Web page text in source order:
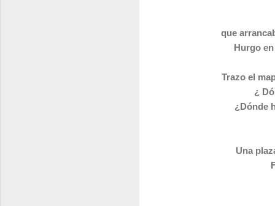
que
Hurgo
Trazo el
¿
¿Dónde
Una